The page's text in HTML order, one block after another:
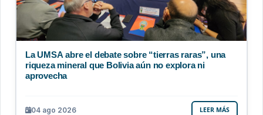
La UMSA abre el debate sobre “tierras raras”, una
riqueza mineral que Bolivia aún no explora ni
aprovecha
04 ago 2026 LEER MÁS